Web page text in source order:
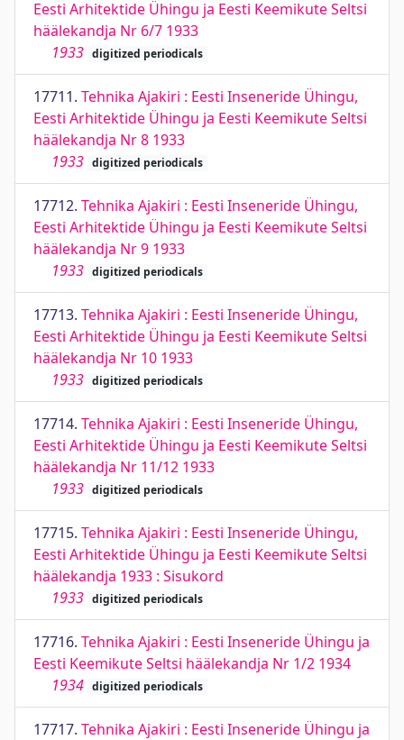
Eesti Arhitektide Ühingu ja Eesti Keemikute Seltsi
häälekandja Nr 6/7 1933
1933 digitized periodicals
17711. Tehnika Ajakiri : Eesti Inseneride Ühingu,
Eesti Arhitektide Ühingu ja Eesti Keemikute Seltsi
häälekandja Nr 8 1933
1933 digitized periodicals
17712. Tehnika Ajakiri : Eesti Inseneride Ühingu,
Eesti Arhitektide Ühingu ja Eesti Keemikute Seltsi
häälekandja Nr 9 1933
1933 digitized periodicals
17713. Tehnika Ajakiri : Eesti Inseneride Ühingu,
Eesti Arhitektide Ühingu ja Eesti Keemikute Seltsi
häälekandja Nr 10 1933
1933 digitized periodicals
17714. Tehnika Ajakiri : Eesti Inseneride Ühingu,
Eesti Arhitektide Ühingu ja Eesti Keemikute Seltsi
häälekandja Nr 11/12 1933
1933 digitized periodicals
17715. Tehnika Ajakiri : Eesti Inseneride Ühingu,
Eesti Arhitektide Ühingu ja Eesti Keemikute Seltsi
häälekandja 1933 : Sisukord
1933 digitized periodicals
17716. Tehnika Ajakiri : Eesti Inseneride Ühingu ja
Eesti Keemikute Seltsi häälekandja Nr 1/2 1934
1934 digitized periodicals
17717. Tehnika Ajakiri : Eesti Inseneride Ühingu ja